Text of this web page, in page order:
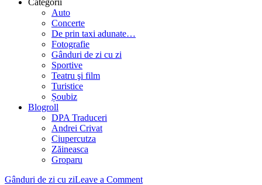
Categorii
Auto
Concerte
De prin taxi adunate…
Fotografie
Gânduri de zi cu zi
Sportive
Teatru şi film
Turistice
Șoubiz
Blogroll
DPA Traduceri
Andrei Crivat
Ciupercutza
Zăineasca
Groparu
Gânduri de zi cu ziLeave a Commenton